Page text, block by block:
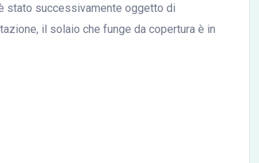
stato successivamente oggetto di
il solaio che funge da copertura è in